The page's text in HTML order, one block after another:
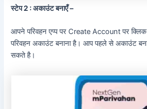
स्टेप 2 : अकाउंट बनाएँ –
आपने परिवहन एप्प पर Create Account पर
परिवहन अकाउंट बनाना है। आप पहले से अकाउंट
सकते है।